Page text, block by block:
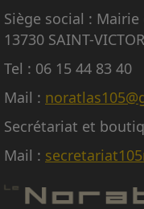
Siège social :
13730 SAINT-
Tel : 06 15 44 83 40
Mail :
Secrétariat et
Mail :